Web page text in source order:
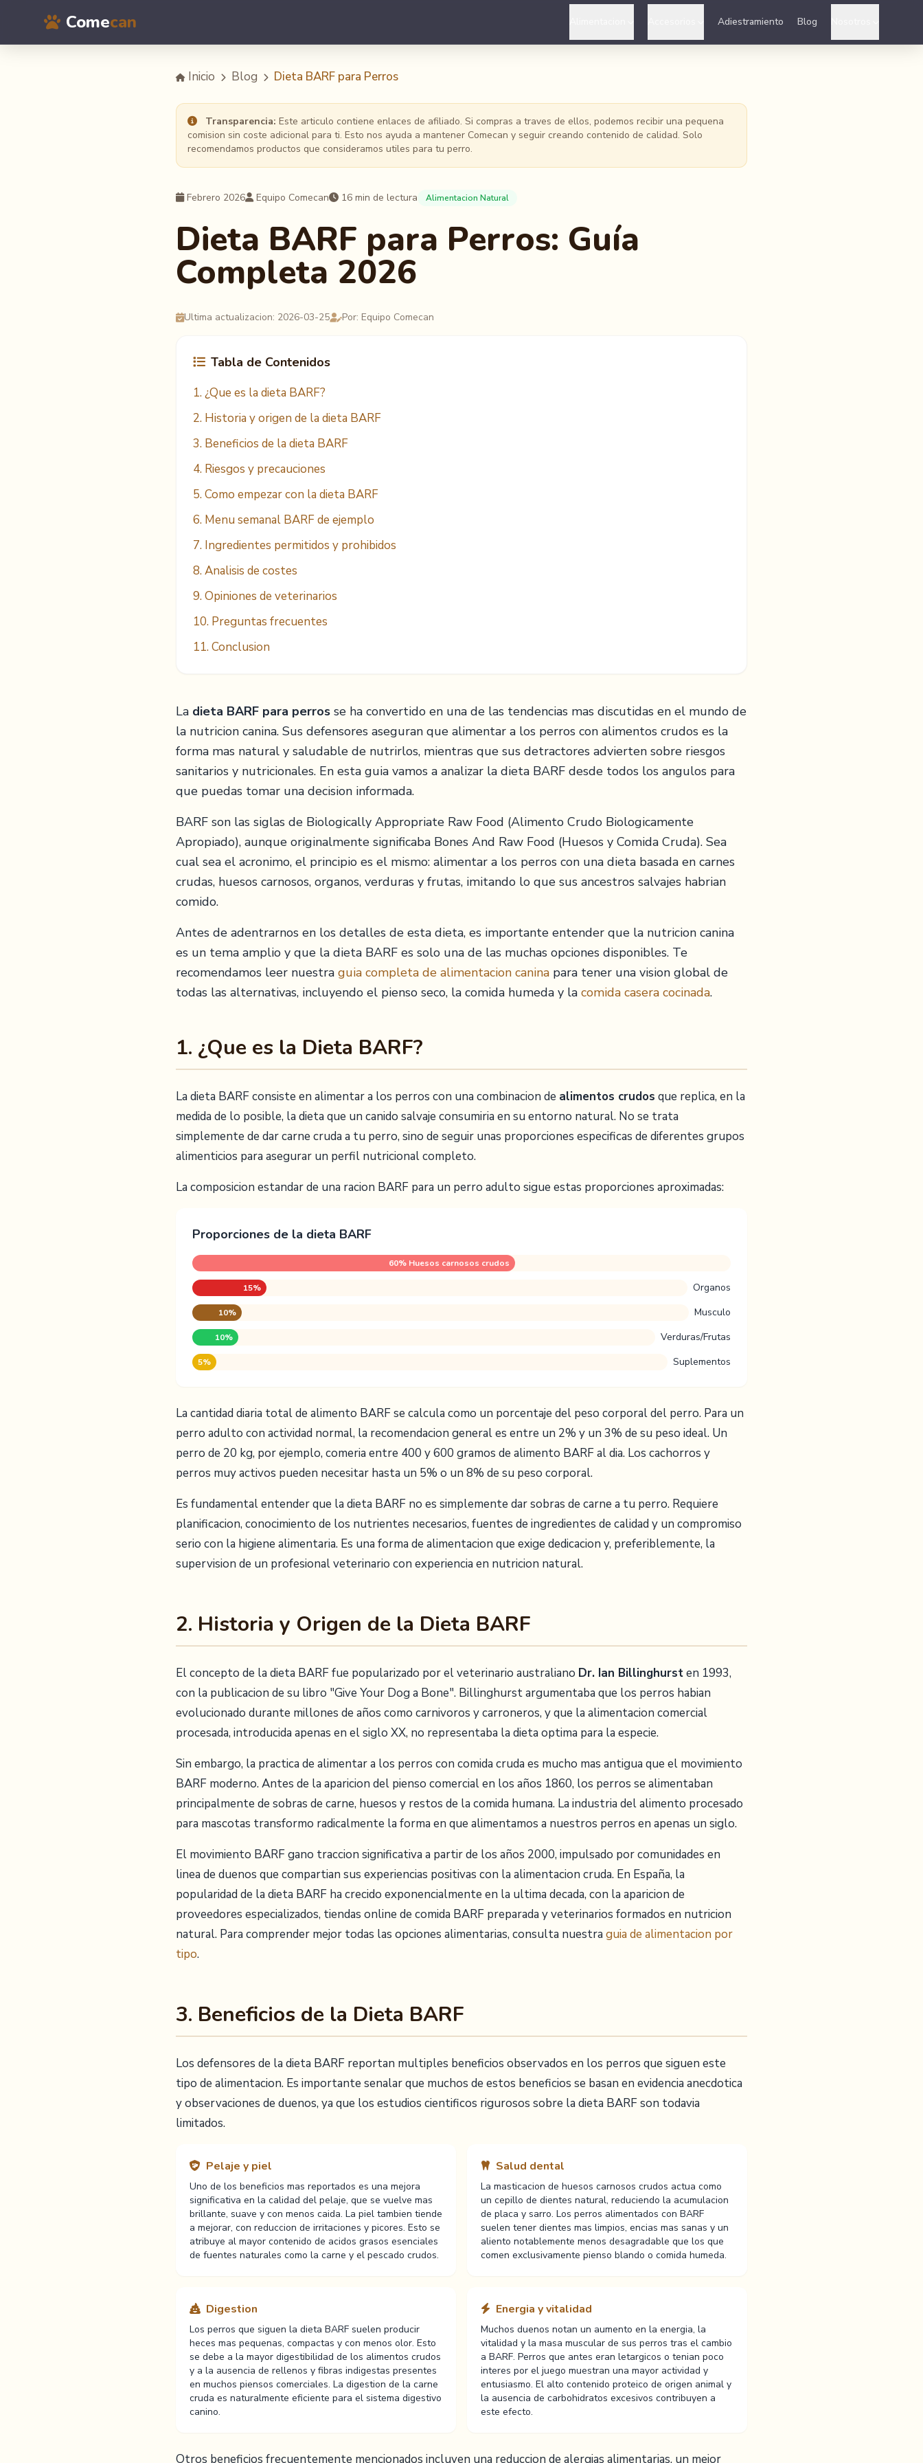
Comecan Adiestramiento Blog
Inicio Blog Dieta BARF para Perros
Transparencia: Este articulo contiene enlaces de afiliado. Si compras a traves de ellos, podemos recibir una pequena
comision sin coste adicional para ti. Esto nos ayuda a mantener Comecan y seguir creando contenido de calidad. Solo
recomendamos productos que consideramos utiles para tu perro.
Febrero 2026 Equipo Comecan 16 min de lectura Alimentacion Natural
Dieta BARF para Perros: Guía
Completa 2026
Ultima actualizacion: 2026-03-25 Por: Equipo Comecan
Tabla de Contenidos
1. ¿Que es la dieta BARF?
2. Historia y origen de la dieta BARF
3. Beneficios de la dieta BARF
4. Riesgos y precauciones
5. Como empezar con la dieta BARF
6. Menu semanal BARF de ejemplo
7. Ingredientes permitidos y prohibidos
8. Analisis de costes
9. Opiniones de veterinarios
10. Preguntas frecuentes
11. Conclusion
La dieta BARF para perros se ha convertido en una de las tendencias mas discutidas en el mundo de
la nutricion canina. Sus defensores aseguran que alimentar a los perros con alimentos crudos es la
forma mas natural y saludable de nutrirlos, mientras que sus detractores advierten sobre riesgos
sanitarios y nutricionales. En esta guia vamos a analizar la dieta BARF desde todos los angulos para
que puedas tomar una decision informada.
BARF son las siglas de Biologically Appropriate Raw Food (Alimento Crudo Biologicamente
Apropiado), aunque originalmente significaba Bones And Raw Food (Huesos y Comida Cruda). Sea
cual sea el acronimo, el principio es el mismo: alimentar a los perros con una dieta basada en carnes
crudas, huesos carnosos, organos, verduras y frutas, imitando lo que sus ancestros salvajes habrian
comido.
Antes de adentrarnos en los detalles de esta dieta, es importante entender que la nutricion canina
es un tema amplio y que la dieta BARF es solo una de las muchas opciones disponibles. Te
recomendamos leer nuestra guia completa de alimentacion canina para tener una vision global de
todas las alternativas, incluyendo el pienso seco, la comida humeda y la comida casera cocinada.
1. ¿Que es la Dieta BARF?
La dieta BARF consiste en alimentar a los perros con una combinacion de alimentos crudos que replica, en la
medida de lo posible, la dieta que un canido salvaje consumiria en su entorno natural. No se trata
simplemente de dar carne cruda a tu perro, sino de seguir unas proporciones especificas de diferentes grupos
alimenticios para asegurar un perfil nutricional completo.
La composicion estandar de una racion BARF para un perro adulto sigue estas proporciones aproximadas:
Proporciones de la dieta BARF
60% Huesos carnosos crudos
15% Organos
10% Musculo
10% Verduras/Frutas
5% Suplementos
La cantidad diaria total de alimento BARF se calcula como un porcentaje del peso corporal del perro. Para un
perro adulto con actividad normal, la recomendacion general es entre un 2% y un 3% de su peso ideal. Un
perro de 20 kg, por ejemplo, comeria entre 400 y 600 gramos de alimento BARF al dia. Los cachorros y
perros muy activos pueden necesitar hasta un 5% o un 8% de su peso corporal.
Es fundamental entender que la dieta BARF no es simplemente dar sobras de carne a tu perro. Requiere
planificacion, conocimiento de los nutrientes necesarios, fuentes de ingredientes de calidad y un compromiso
serio con la higiene alimentaria. Es una forma de alimentacion que exige dedicacion y, preferiblemente, la
supervision de un profesional veterinario con experiencia en nutricion natural.
2. Historia y Origen de la Dieta BARF
El concepto de la dieta BARF fue popularizado por el veterinario australiano Dr. Ian Billinghursten 1993,
con la publicacion de su libro "Give Your Dog a Bone". Billinghurst argumentaba que los perros habian
evolucionado durante millones de años como carnivoros y carroneros, y que la alimentacion comercial
procesada, introducida apenas en el siglo XX, no representaba la dieta optima para la especie.
Sin embargo, la practica de alimentar a los perros con comida cruda es mucho mas antigua que el movimiento
BARF moderno. Antes de la aparicion del pienso comercial en los años 1860, los perros se alimentaban
principalmente de sobras de carne, huesos y restos de la comida humana. La industria del alimento procesado
para mascotas transformo radicalmente la forma en que alimentamos a nuestros perros en apenas un siglo.
El movimiento BARF gano traccion significativa a partir de los años 2000, impulsado por comunidades en
linea de duenos que compartian sus experiencias positivas con la alimentacion cruda. En España, la
popularidad de la dieta BARF ha crecido exponencialmente en la ultima decada, con la aparicion de
proveedores especializados, tiendas online de comida BARF preparada y veterinarios formados en nutricion
natural. Para comprender mejor todas las opciones alimentarias, consulta nuestra guia de alimentacion por
tipo.
3. Beneficios de la Dieta BARF
Los defensores de la dieta BARF reportan multiples beneficios observados en los perros que siguen este
tipo de alimentacion. Es importante senalar que muchos de estos beneficios se basan en evidencia anecdotica
y observaciones de duenos, ya que los estudios cientificos rigurosos sobre la dieta BARF son todavia
limitados.
Pelaje y piel
Uno de los beneficios mas reportados es una mejora
significativa en la calidad del pelaje, que se vuelve mas
brillante, suave y con menos caida. La piel tambien tiende
a mejorar, con reduccion de irritaciones y picores. Esto se
atribuye al mayor contenido de acidos grasos esenciales
de fuentes naturales como la carne y el pescado crudos.
Salud dental
La masticacion de huesos carnosos crudos actua como
un cepillo de dientes natural, reduciendo la acumulacion
de placa y sarro. Los perros alimentados con BARF
suelen tener dientes mas limpios, encias mas sanas y un
aliento notablemente menos desagradable que los que
comen exclusivamente pienso blando o comida humeda.
Digestion
Los perros que siguen la dieta BARF suelen producir
heces mas pequenas, compactas y con menos olor. Esto
se debe a la mayor digestibilidad de los alimentos crudos
y a la ausencia de rellenos y fibras indigestas presentes
en muchos piensos comerciales. La digestion de la carne
cruda es naturalmente eficiente para el sistema digestivo
canino.
Energia y vitalidad
Muchos duenos notan un aumento en la energia, la
vitalidad y la masa muscular de sus perros tras el cambio
a BARF. Perros que antes eran letargicos o tenian poco
interes por el juego muestran una mayor actividad y
entusiasmo. El alto contenido proteico de origen animal y
la ausencia de carbohidratos excesivos contribuyen a
este efecto.
Otros beneficios frecuentemente mencionados incluyen una reduccion de alergias alimentarias, un mejor